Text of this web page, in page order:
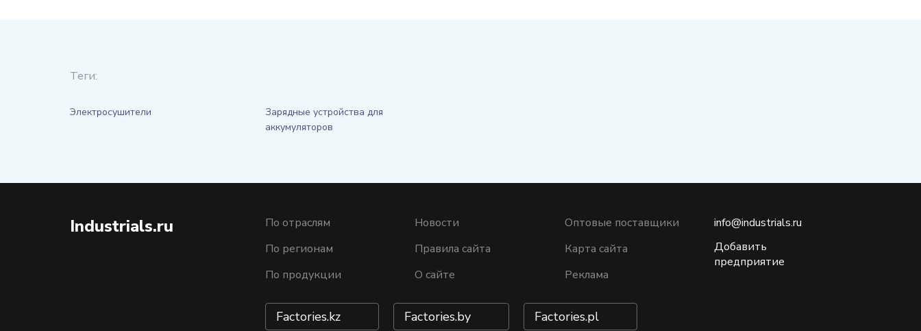
Теги:
Электросушители
Зарядные устройства для
аккумуляторов
Industrials.ru
По отраслям
По регионам
По продукции
Новости
Правила сайта
О сайте
Оптовые поставщики
Карта сайта
Реклама
info@industrials.ru
Добавить
предприятие
Factories.kz Factories.by Factories.pl